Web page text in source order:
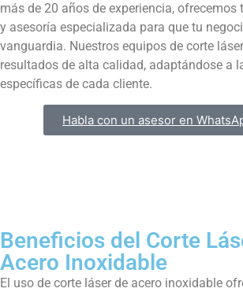
más de 20 años de experiencia, ofrecemos
y asesoría especializada para que tu
vanguardia. Nuestros equipos de corte
resultados de alta calidad, adaptándose a
específicas de cada cliente.
Habla con un asesor en
Beneficios del Corte
Acero Inoxidable
El uso de corte láser de acero inoxidable